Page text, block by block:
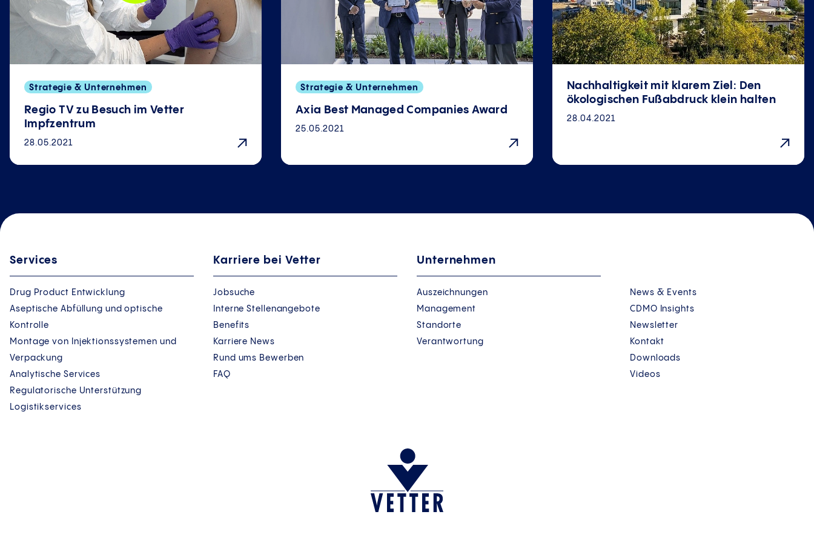
Strategie & Unternehmen
Regio TV zu Besuch im Vetter
Impfzentrum
28.05.2021
Strategie & Unternehmen
Axia Best Managed Companies Award
25.05.2021
Nachhaltigkeit mit klarem Ziel: Den
ökologischen Fußabdruck klein halten
28.04.2021
Services
Drug Product Entwicklung
Aseptische Abfüllung und optische
Kontrolle
Montage von Injektionssystemen und
Verpackung
Analytische Services
Regulatorische Unterstützung
Logistikservices
Karriere bei Vetter
Jobsuche
Interne Stellenangebote
Benefits
Karriere News
Rund ums Bewerben
FAQ
Unternehmen
Auszeichnungen
Management
Standorte
Verantwortung
News & Events
CDMO Insights
Newsletter
Kontakt
Downloads
Videos